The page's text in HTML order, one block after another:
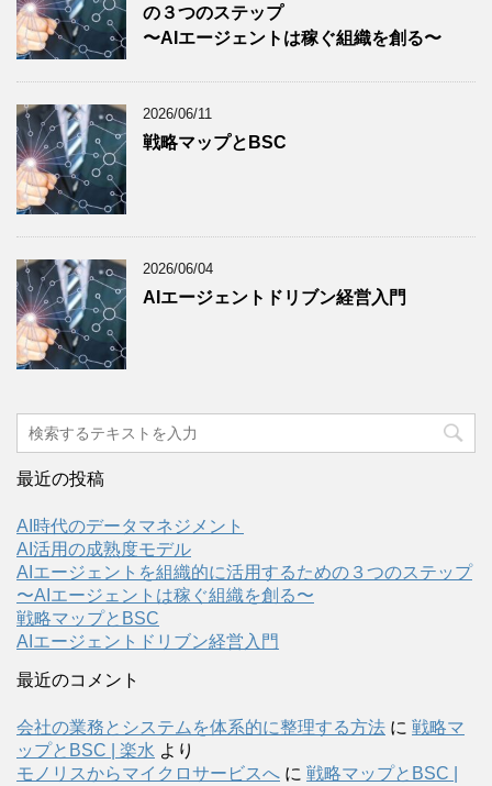
の３つのステップ
〜AIエージェントは稼ぐ組織を創る〜
2026/06/11
戦略マップとBSC
2026/06/04
AIエージェントドリブン経営入門
最近の投稿
AI時代のデータマネジメント
AI活用の成熟度モデル
AIエージェントを組織的に活用するための３つのステップ
〜AIエージェントは稼ぐ組織を創る〜
戦略マップとBSC
AIエージェントドリブン経営入門
最近のコメント
会社の業務とシステムを体系的に整理する方法 に 戦略マ
ップとBSC | 楽水 より
モノリスからマイクロサービスへ に 戦略マップとBSC |